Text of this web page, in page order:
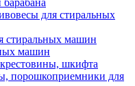
для стиральных
стиральных машин
машин
шкифта
порошкоприемники для